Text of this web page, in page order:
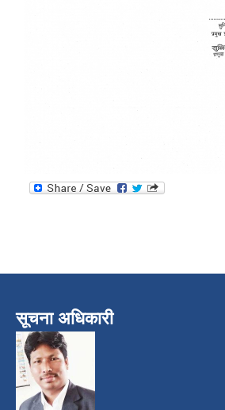
सूचना अधिकारी